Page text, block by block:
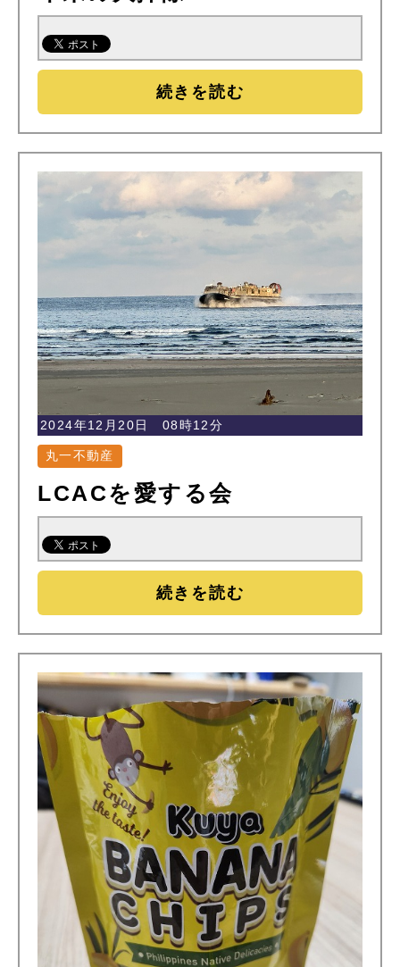
続きを読む
2024年12月20日 08時12分
丸一不動産
LCACを愛する会
続きを読む